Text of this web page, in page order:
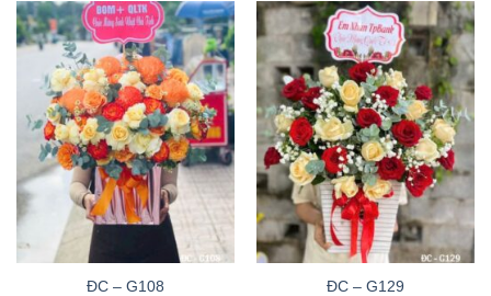
ĐC – G108
ĐC – G129